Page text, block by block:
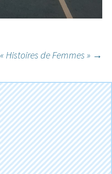
« Histoires de Femmes » →